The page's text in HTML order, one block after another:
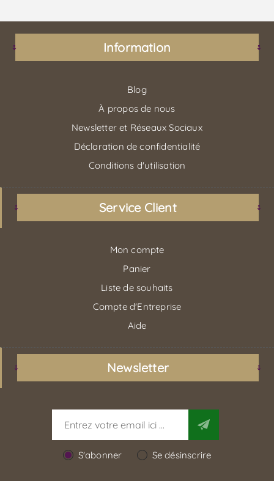
Information
Blog
À propos de nous
Newsletter et Réseaux Sociaux
Déclaration de confidentialité
Conditions d'utilisation
Service Client
Mon compte
Panier
Liste de souhaits
Compte d'Entreprise
Aide
Newsletter
S'abonner Se désinscrire